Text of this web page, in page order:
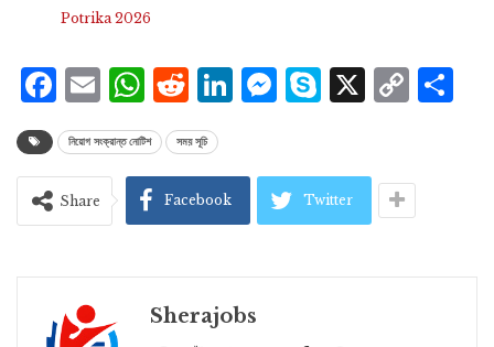
Potrika 2026
Facebook
Email
WhatsApp
Reddit
LinkedIn
Messenger
Skype
X
নিয়োগ সংক্রান্ত নোটিশ সময় সূচি
Share Facebook Twitter
Sherajobs